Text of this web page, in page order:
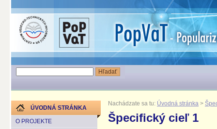
ÚVODNÁ STRÁNKA
O PROJEKTE
Nachádzate sa tu: Úvodná stránka >
Špecifický cieľ 1